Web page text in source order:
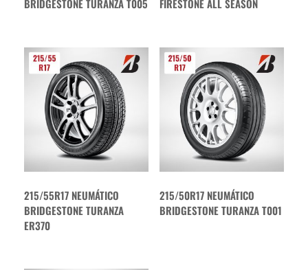
BRIDGESTONE TURANZA T005
FIRESTONE ALL SEASON
215/55R17 NEUMÁTICO
BRIDGESTONE TURANZA
ER370
215/50R17 NEUMÁTICO
BRIDGESTONE TURANZA T001